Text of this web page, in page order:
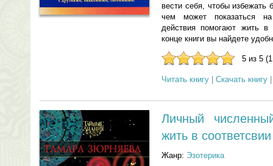
вести себя, чтобы
чем может показаться
действия помогают жить в
конце книги вы найдете
5 из 5
Читать книгу Скачать книгу
Личный
жить в
Жанр: Эзотерика